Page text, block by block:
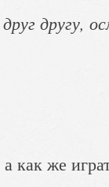
другу,
как же